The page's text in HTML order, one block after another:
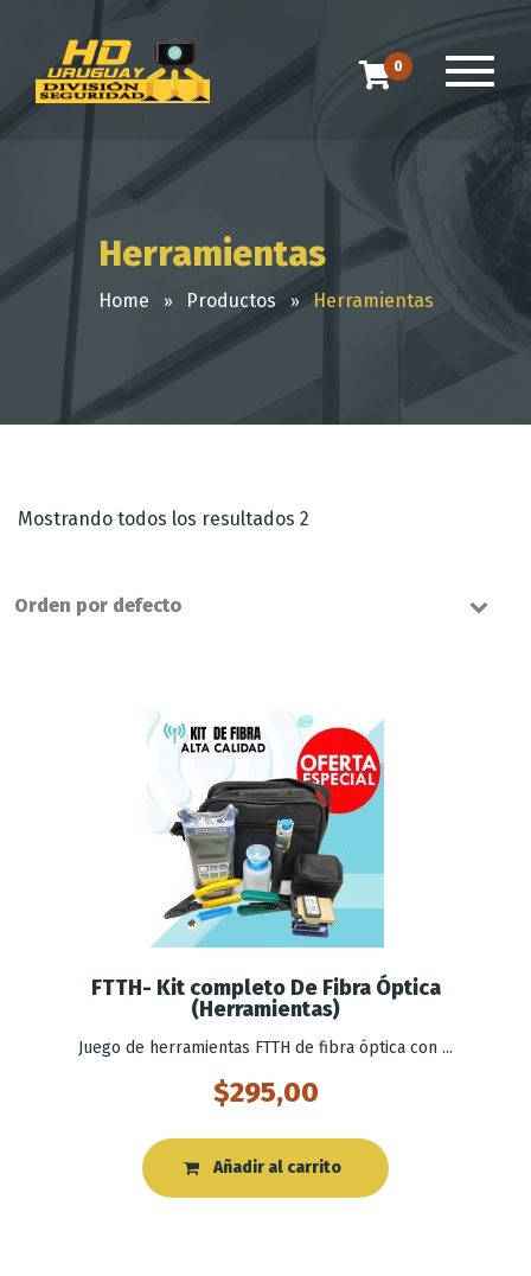
0
Herramientas
Home Productos Herramientas
Mostrando todos los resultados 2
FTTH- Kit completo De Fibra Óptica
(Herramientas)
Juego de herramientas FTTH de fibra óptica con ...
$295,00
Añadir al carrito